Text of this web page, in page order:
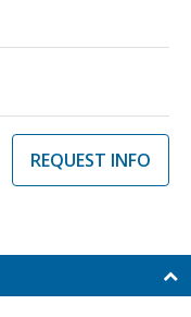
REQUEST INFO